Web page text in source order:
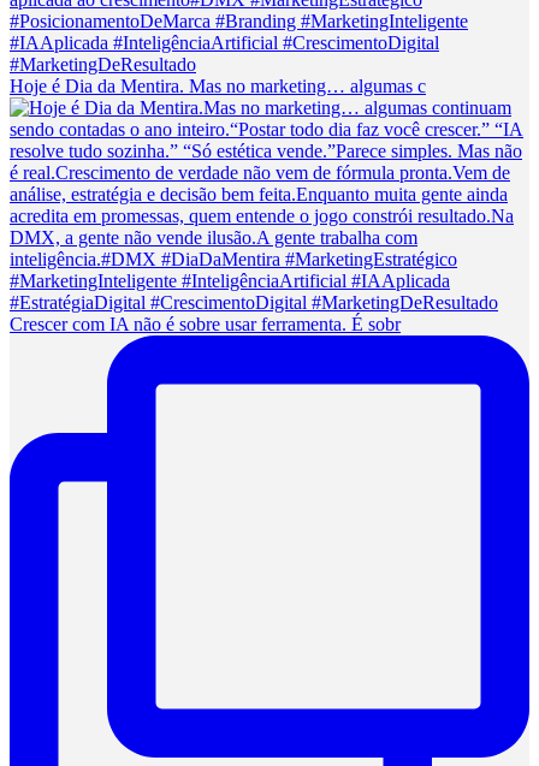
Hoje é Dia da Mentira. Mas no marketing… algumas c
Crescer com IA não é sobre usar ferramenta. É sobr